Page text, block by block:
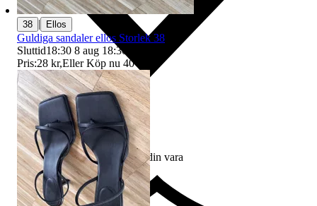
Ersättning om du inte får din vara
38 | Ellos
Guldiga sandaler ellos Storlek 38
Sluttid18:30 8 aug 18:30
Pris:28 kr,Eller Köp nu 40 kr